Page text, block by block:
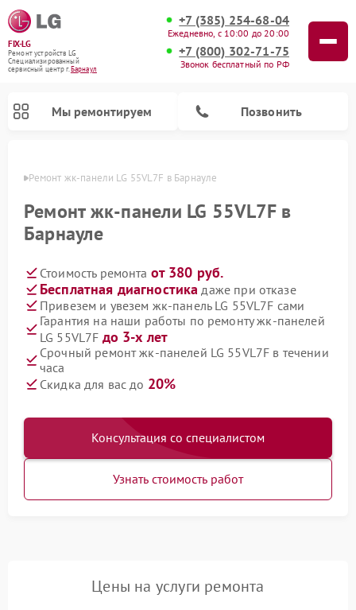
FIX-LG
Ремонт устройств LG
Специализированный
cервисный центр г.Барнаул
+7 (385) 254-68-04
Ежедневно, с 10:00 до 20:00
+7 (800) 302-71-75
Звонок бесплатный по РФ
Мы ремонтируем Позвонить
Ремонт жк-панели LG 55VL7F в Барнауле
Ремонт жк-панели LG 55VL7F в
Барнауле
Стоимость ремонта от 380 руб.
Бесплатная диагностика даже при отказе
Привезем и увезем жк-панель LG 55VL7F сами
Гарантия на наши работы по ремонту жк-панелей
LG 55VL7F до 3-х лет
Срочный ремонт жк-панелей LG 55VL7F в течении
часа
Скидка для вас до 20%
Консультация со специалистом
Узнать стоимость работ
Цены на услуги ремонта